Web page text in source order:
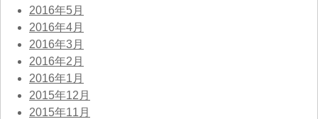
2016年5月
2016年4月
2016年3月
2016年2月
2016年1月
2015年12月
2015年11月